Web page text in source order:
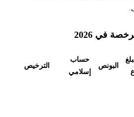
في 2026
البونص
حساب
إسلامي
الترخيص